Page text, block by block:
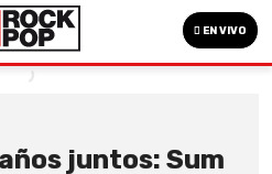
EN VIVO
juntos: Sum